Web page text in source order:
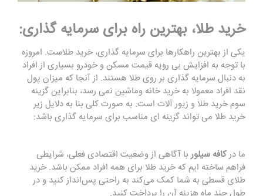
خرید طلا، بهترین راه برای سرمایه گذاری:
یکی از بهترین راهکارها برای سرمایه گذاری، خرید طلاست. امروزه
با توجه به افزایش بی رویه قیمت مسکن و خودرو بسیاری از افراد
به دنبال سرمایه گذاری بر روی طلا هستند. از آنجا که میزان پول
نقد افراد معمولا به خرید خانه وماشین نمی رسد، بنابراین گزینه
سوم خرید طلا و زیور آلات است. به صورت کلی بنا به دلایل زیر
خرید طلا می تواند گزینه ای مناسب برای سرمایه گذاری باشد:
ما درکافه سیلور با آگاهی از وضعیت اقتصادی فعلی، شرایطی
فراهم ساخته ایم که خرید طلا برای همه افراد ممکن باشد. خرید
طلای قسطی به شما کمک می‌کند به راحتی پس‌انداز کنید و در
طول چند ماه هزینه آن را پرداخت کنید.